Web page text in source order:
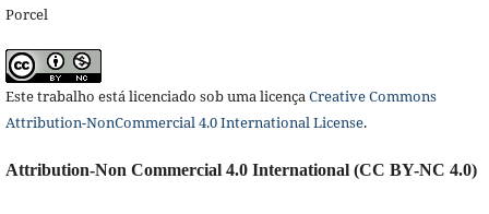
Porcel
Este trabalho está licenciado sob uma licençaCreative Commons
Attribution-NonCommercial 4.0 International License.
Attribution-Non Commercial 4.0 International (CC BY-NC 4.0)